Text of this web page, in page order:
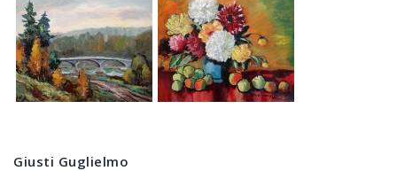
Giusti Guglielmo